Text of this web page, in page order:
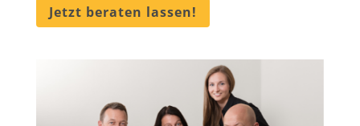
Jetzt beraten lassen!